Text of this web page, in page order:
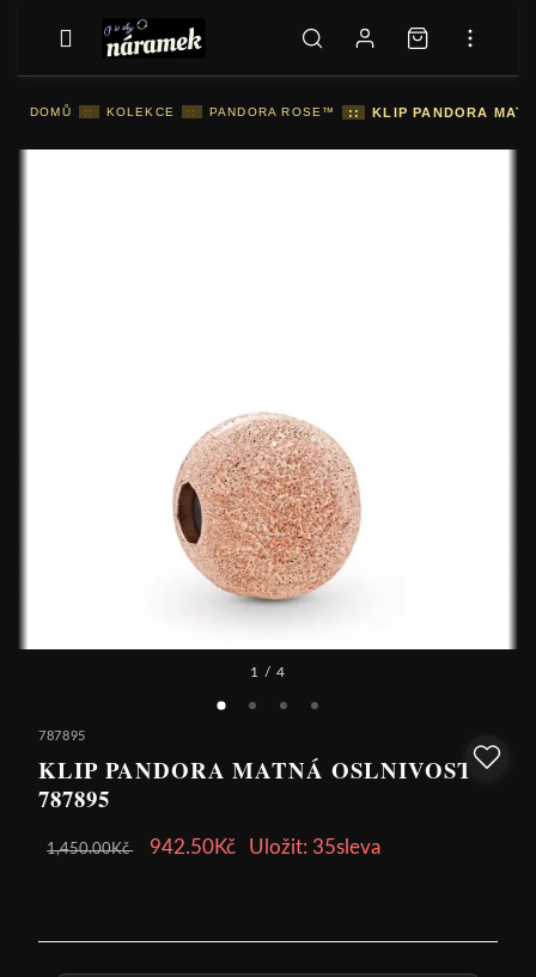
DOMŮ :: KOLEKCE :: PANDORA ROSE™ :: KLIP PANDORA
1 / 4
787895
KLIP PANDORA MATNÁ OSLNIVOST -
787895
1,450.00Kč 942.50Kč Uložit: 35sleva